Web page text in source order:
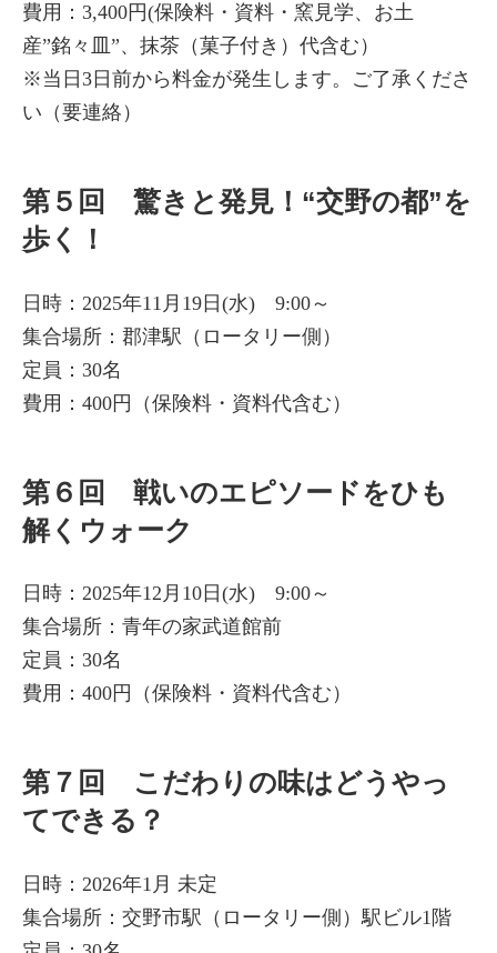
費用：3,400円(保険料・資料・窯見学、お土
産”銘々皿”、抹茶（菓子付き）代含む）
※当日3日前から料金が発生します。ご了承くださ
い（要連絡）
第５回 驚きと発見！“交野の都”を
歩く！
日時：2025年11月19日(水) 9:00～
集合場所：郡津駅（ロータリー側）
定員：30名
費用：400円（保険料・資料代含む）
第６回 戦いのエピソードをひも
解くウォーク
日時：2025年12月10日(水) 9:00～
集合場所：青年の家武道館前
定員：30名
費用：400円（保険料・資料代含む）
第７回 こだわりの味はどうやっ
てできる？
日時：2026年1月 未定
集合場所：交野市駅（ロータリー側）駅ビル1階